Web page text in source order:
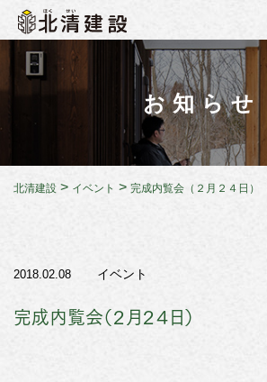
お知らせ
北清建設 > イベント > 完成内覧会（２月２４日）
2018.02.08 イベント
完成内覧会（２月２４日）